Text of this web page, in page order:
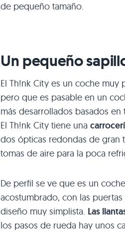
de pequeño tamaño.
Un pequeño
El Th!nk City es un coche
pero que es pasable en un
más desarrollados basados
El Th!nk City tiene una
dos ópticas redondas de gran
tomas de aire para la poca
De perfil se ve que es un
acostumbrado, con las
diseño muy simplista. Las
los pasos de rueda hay unos